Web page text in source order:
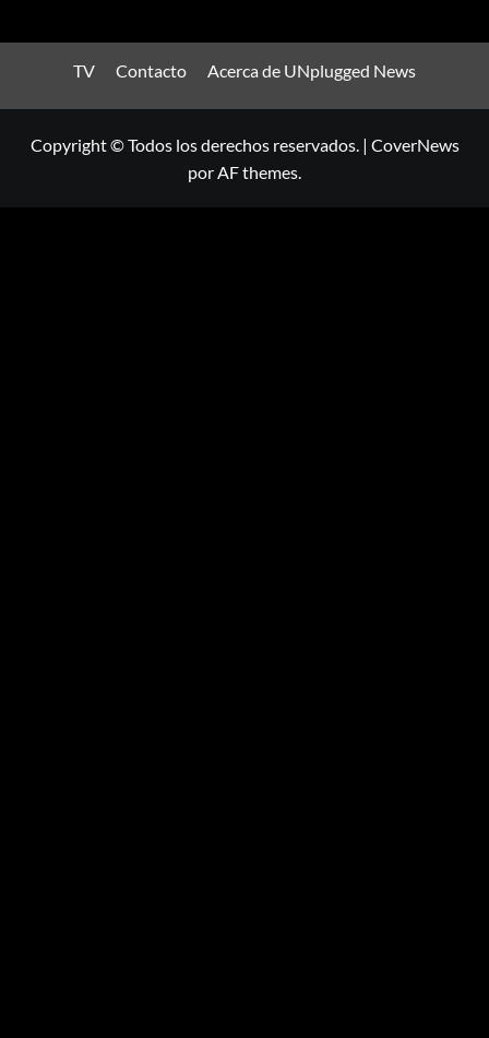
TV Contacto Acerca de UNplugged News
Copyright © Todos los derechos reservados. | CoverNews
por AF themes.